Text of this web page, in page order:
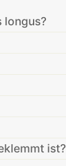
longus?
ist?